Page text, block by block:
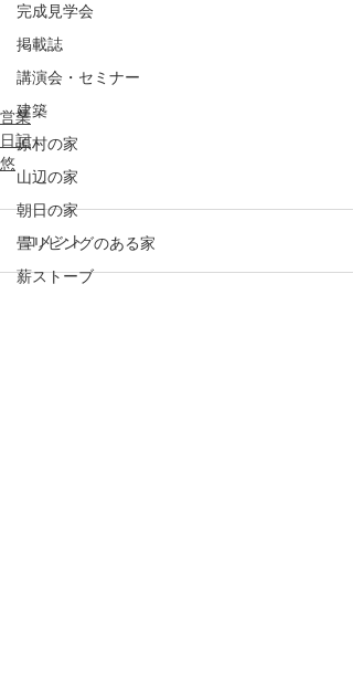
完成見学会
掲載誌
講演会・セミナー
建築
原村の家
山辺の家
朝日の家
畳リビングのある家
薪ストーブ
営業
日記
悠
コメント